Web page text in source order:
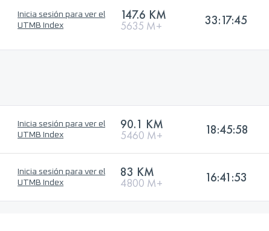
Inicia sesión para ver el
UTMB Index
147.6 KM
5635 M+ 33:17:45
Inicia sesión para ver el
UTMB Index
90.1 KM
5460 M+ 18:45:58
Inicia sesión para ver el
UTMB Index
83 KM
4800 M+ 16:41:53